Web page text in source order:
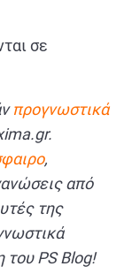
σε
προγνωστικά
,
από
της
του PS Blog!